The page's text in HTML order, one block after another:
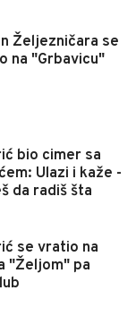
Željezničara se
na "Grbavicu"
bio cimer sa
Ulazi i kaže -
da radiš šta
se vratio na
"Željom" pa